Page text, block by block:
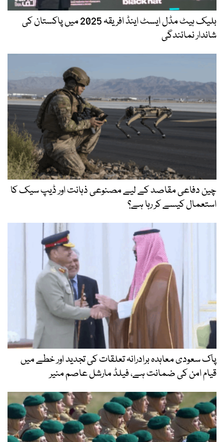
بلیک ہیٹ مڈل ایسٹ اینڈ افریقہ 2025 میں پاکستان کی
شاندار نمائندگی
چین دفاعی مقاصد کے لیے مصنوعی ذہانت اور ڈیپ سیک کا
استعمال کیسے کر رہا ہے؟
پاک سعودی معاہدہ برادرانہ تعلقات کی تجدید اور خطے میں
قیام امن کی ضمانت ہے، فیلڈ مارشل عاصم منیر